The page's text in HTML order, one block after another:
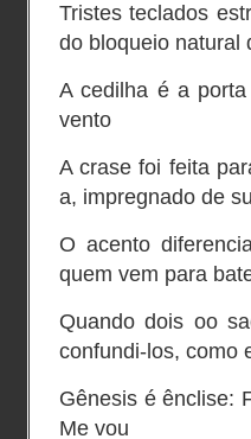
Tristes teclados
do bloqueio natural
A cedilha é a
vento
A crase foi feita
a, impregnado de
O acento
quem vem para
Quando dois oo
confundi-los, como
Gênesis é ênclise:
Me vou